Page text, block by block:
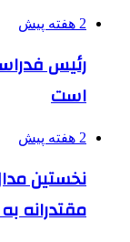
2 هفته پیش
رئیس
است
2 هفته پیش
نخستین
مقتدرانه